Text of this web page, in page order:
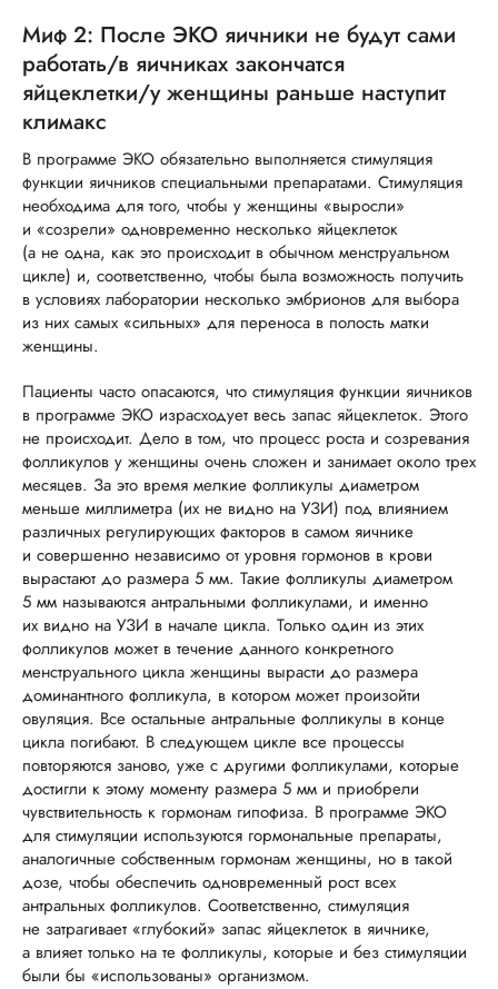
Миф 2: После ЭКО яичники не будут сами
работать/в яичниках закончатся
яйцеклетки/у женщины раньше наступит
климакс
В программе ЭКО обязательно выполняется стимуляция
функции яичников специальными препаратами. Стимуляция
необходима для того, чтобы у женщины «выросли»
и «созрели» одновременно несколько яйцеклеток
(а не одна, как это происходит в обычном менструальном
цикле) и, соответственно, чтобы была возможность получить
в условиях лаборатории несколько эмбрионов для выбора
из них самых «сильных» для переноса в полость матки
женщины.
Пациенты часто опасаются, что стимуляция функции яичников
в программе ЭКО израсходует весь запас яйцеклеток. Этого
не происходит. Дело в том, что процесс роста и созревания
фолликулов у женщины очень сложен и занимает около трех
месяцев. За это время мелкие фолликулы диаметром
меньше миллиметра (их не видно на УЗИ) под влиянием
различных регулирующих факторов в самом яичнике
и совершенно независимо от уровня гормонов в крови
вырастают до размера 5 мм. Такие фолликулы диаметром
5 мм называются антральными фолликулами, и именно
их видно на УЗИ в начале цикла. Только один из этих
фолликулов может в течение данного конкретного
менструального цикла женщины вырасти до размера
доминантного фолликула, в котором может произойти
овуляция. Все остальные антральные фолликулы в конце
цикла погибают. В следующем цикле все процессы
повторяются заново, уже с другими фолликулами, которые
достигли к этому моменту размера 5 мм и приобрели
чувствительность к гормонам гипофиза. В программе ЭКО
для стимуляции используются гормональные препараты,
аналогичные собственным гормонам женщины, но в такой
дозе, чтобы обеспечить одновременный рост всех
антральных фолликулов. Соответственно, стимуляция
не затрагивает «глубокий» запас яйцеклеток в яичнике,
а влияет только на те фолликулы, которые и без стимуляции
были бы «использованы» организмом.